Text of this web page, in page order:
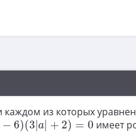
каждом из которых
− 6)(3 |a + 2) = 0
|+2)=0 имеет